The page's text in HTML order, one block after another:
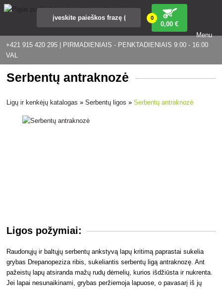
+421 915 420 295 | PIRMADIENIAIS - PENKTADIENIAIS 9:00 - 16:00
VAL
0
0,00 €
Menu
Serbentų antraknozė
Ligų ir kenkėjų katalogas »Serbentų ligos »Serbentų antraknozė
Ligos požymiai:
Raudonųjų ir baltųjų serbentų ankstyvą lapų kritimą paprastai sukelia
grybas Drepanopeziza ribis, sukeliantis serbentų ligą antraknozę. Ant
pažeistų lapų atsiranda mažų rudų dėmelių, kurios išdžiūsta ir nukrenta.
Jei lapai nesunaikinami, grybas peržiemoja lapuose, o pavasarį iš jų